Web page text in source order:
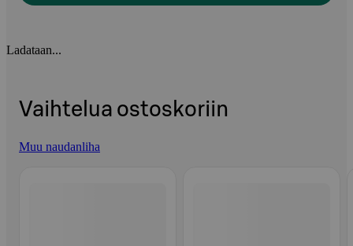
Ladataan...
Vaihtelua ostoskoriin
Muu naudanliha